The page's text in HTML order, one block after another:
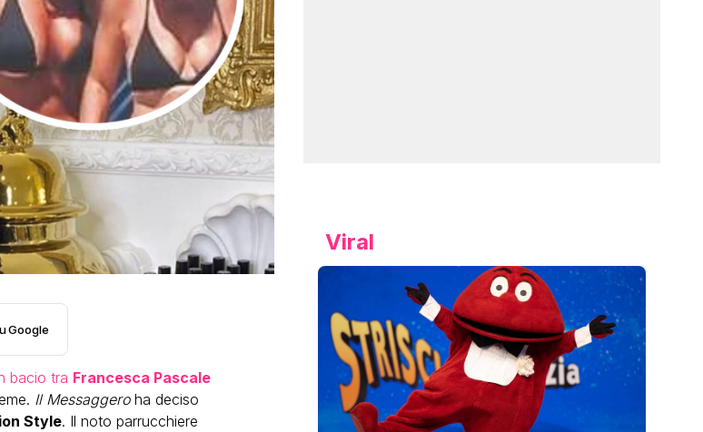
Google
bacio tra Francesca Pascale
Il Messaggeroha deciso
Style. Il noto parrucchiere
Viral